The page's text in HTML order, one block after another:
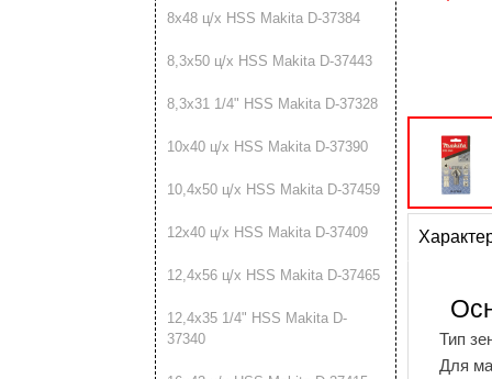
8х48 ц/х HSS Makita D-37384
8,3х50 ц/х HSS Makita D-37443
8,3х31 1/4" HSS Makita D-37328
10х40 ц/х HSS Makita D-37390
10,4х50 ц/х HSS Makita D-37459
12х40 ц/х HSS Makita D-37409
12,4х56 ц/х HSS Makita D-37465
12,4х35 1/4" HSS Makita D-
37340
Тип
Для